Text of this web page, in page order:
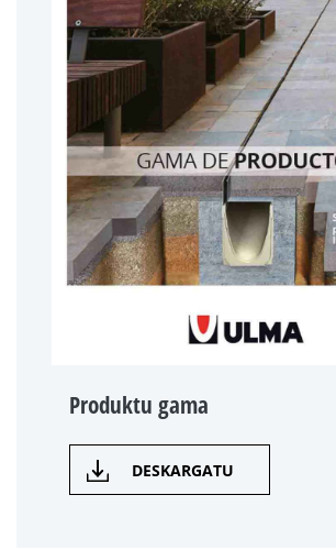
Produktu gama
DESKARGATU